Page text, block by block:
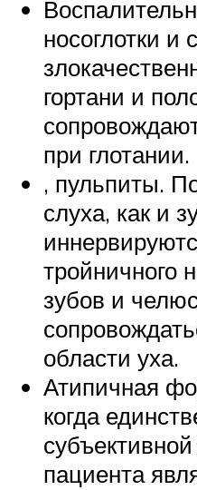
носоглотки и
гортани и
при глотании.
, пульпиты.
слуха, как и
тройничного
зубов и
области уха.
Атипичная
когда
пациента